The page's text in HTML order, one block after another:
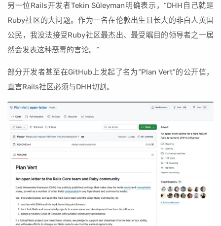
另一位Rails开发者Tekin Süleyman明确表示，“DHH自己就是
Ruby社区的大问题。作为一名在伦敦出生且长大的非白人英国
公民，我没法接受Ruby社区最杰出、最受瞩目的领导者之一居
然会发表这种恶毒的言论。”
部分开发者甚至在GitHub上发起了名为“Plan Vert”的公开信，
直言Rails社区必须与DHH切割。